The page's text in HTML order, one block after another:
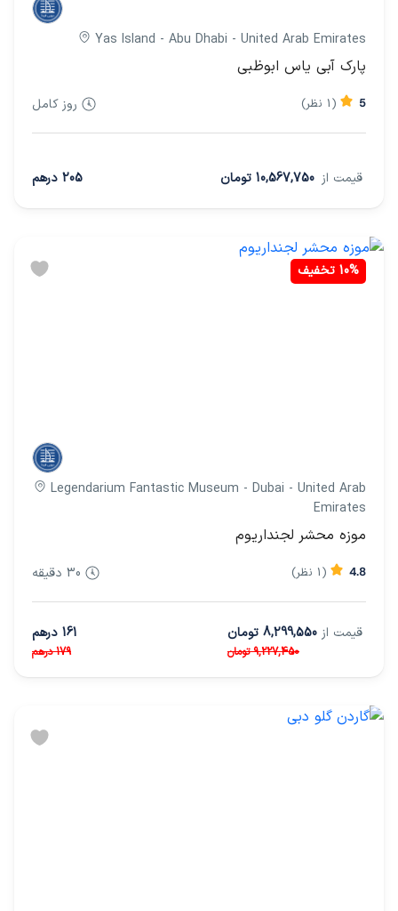
Yas Island - Abu Dhabi - United Arab Emirates
پارک آبی یاس ابوظبی
5 (1 نظر)
قیمت از 10,567,750 تومان 205 درهم
روز کامل
10% تخفیف
Legendarium Fantastic Museum - Dubai - United Arab
Emirates
موزه محشر لجنداریوم
4.8 (1 نظر)
9,227,450 تومان 179 درهم
قیمت از 8,299,550 تومان 161 درهم
30 دقیقه